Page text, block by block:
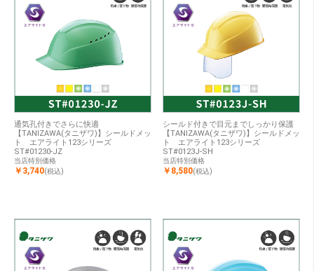
通気孔付きでさらに快適
【TANIZAWA(タニザワ)】シールドメッ
ト エアライト123シリーズ
ST#01230-JZ
当店特別価格
￥3,740(税込)
シールド付きで目元までしっかり保護
【TANIZAWA(タニザワ)】シールドメッ
ト エアライト123シリーズ
ST#0123J-SH
当店特別価格
￥8,580(税込)